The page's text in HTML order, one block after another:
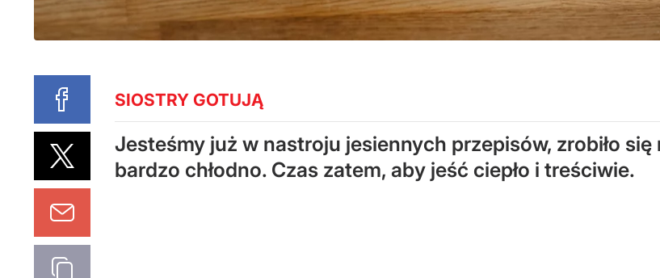
SIOSTRY GOTUJĄ
Jesteśmy już w nastroju jesiennych przepisów, zrobiło
bardzo chłodno. Czas zatem, aby jeść ciepło i treściwie.